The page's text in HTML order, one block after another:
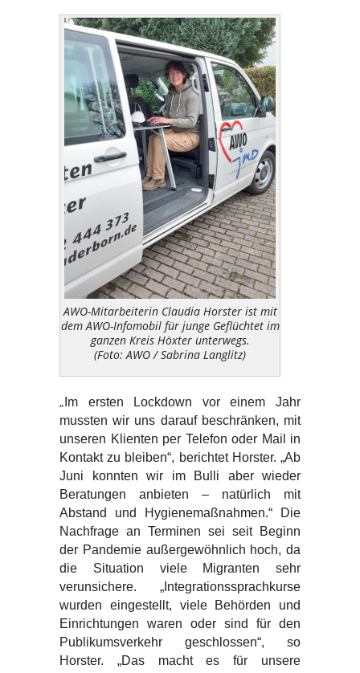
AWO-Mitarbeiterin Claudia Horster ist mit
dem AWO-Infomobil für junge Geflüchtet im
ganzen Kreis Höxter unterwegs.
(Foto: AWO / Sabrina Langlitz)
„ Im ersten Lockdown vor einem Jahr
mussten wir uns darauf beschränken, mit
unseren Klienten per Telefon oder Mail in
Kontakt zu bleiben“, berichtet Horster. „Ab
Juni konnten wir im Bulli aber wieder
Beratungen anbieten – natürlich mit
Abstand und Hygienemaßnahmen.“ Die
Nachfrage an Terminen sei seit Beginn
der Pandemie außergewöhnlich hoch, da
die Situation viele Migranten sehr
verunsichere. „Integrationssprachkurse
wurden eingestellt, viele Behörden und
Einrichtungen waren oder sind für den
Publikumsverkehr geschlossen“, so
Horster. „Das macht es für unsere